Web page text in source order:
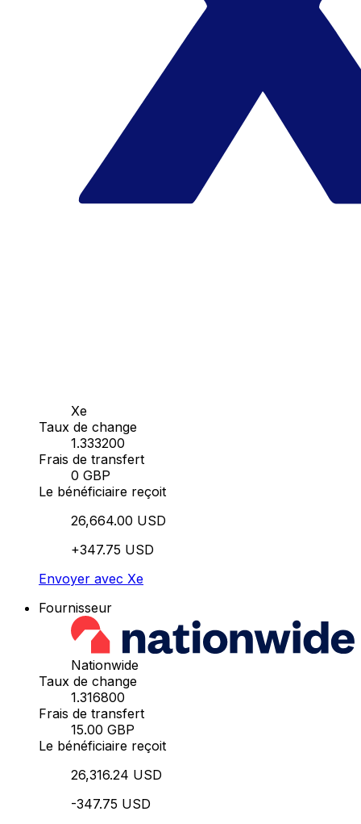
Xe
Taux de change
1.333200
Frais de transfert
0 GBP
Le bénéficiaire reçoit
26,664.00 USD
+347.75 USD
Envoyer avec Xe
Fournisseur
Nationwide
Taux de change
1.316800
Frais de transfert
15.00 GBP
Le bénéficiaire reçoit
26,316.24 USD
-347.75 USD